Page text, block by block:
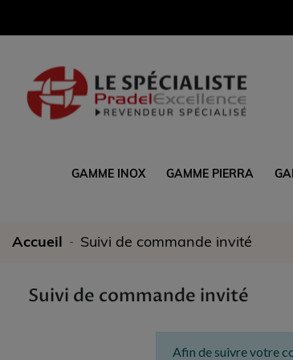
GAMME INOX GAMME PIERRA
Accueil Suivi de commande invité
Suivi de commande invité
Afin de suivre votre